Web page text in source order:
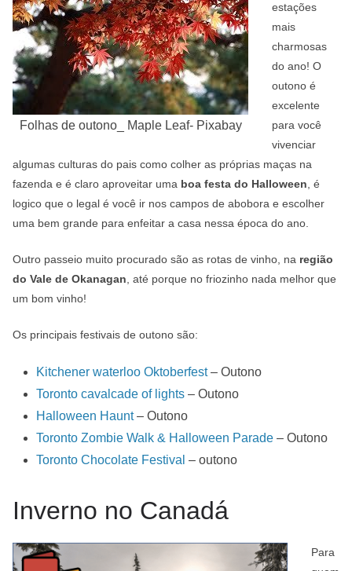
Folhas de outono_ Maple Leaf- Pixabay
estações
mais
charmosas
do ano! O
outono é
excelente
para você
vivenciar
algumas culturas do pais como colher as próprias maças na
fazenda e é claro aproveitar uma boa festa do Halloween , é
logico que o legal é você ir nos campos de abobora e escolher
uma bem grande para enfeitar a casa nessa época do ano.
Outro passeio muito procurado são as rotas de vinho, na região
do Vale de Okanagan , até porque no friozinho nada melhor que
um bom vinho!
Os principais festivais de outono são:
Kitchener waterloo Oktoberfest– Outono
Toronto cavalcade of lights – Outono
Halloween Haunt– Outono
Toronto Zombie Walk & Halloween Parade – Outono
Toronto Chocolate Festival – outono
Inverno no Canadá
Para